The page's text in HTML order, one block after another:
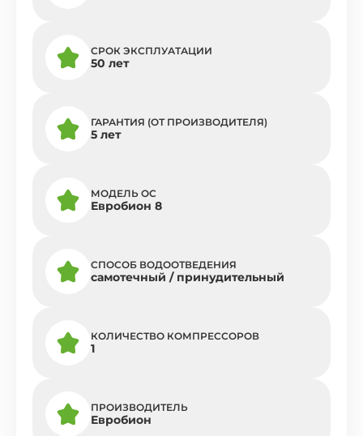
СРОК ЭКСПЛУАТАЦИИ
50 лет
ГАРАНТИЯ (ОТ ПРОИЗВОДИТЕЛЯ)
5 лет
МОДЕЛЬ ОС
Евробион 8
СПОСОБ ВОДООТВЕДЕНИЯ
самотечный / принудительный
КОЛИЧЕСТВО КОМПРЕССОРОВ
1
ПРОИЗВОДИТЕЛЬ
Евробион